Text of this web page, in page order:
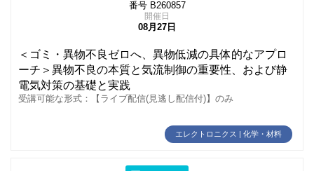
番号 B260857
開催日
08月27日
＜ゴミ・異物不良ゼロへ、異物低減の具体的なアプロ
ーチ＞異物不良の本質と気流制御の重要性、および静
電気対策の基礎と実践
受講可能な形式：【ライブ配信(見逃し配信付)】のみ
エレクトロニクス | 化学・材料